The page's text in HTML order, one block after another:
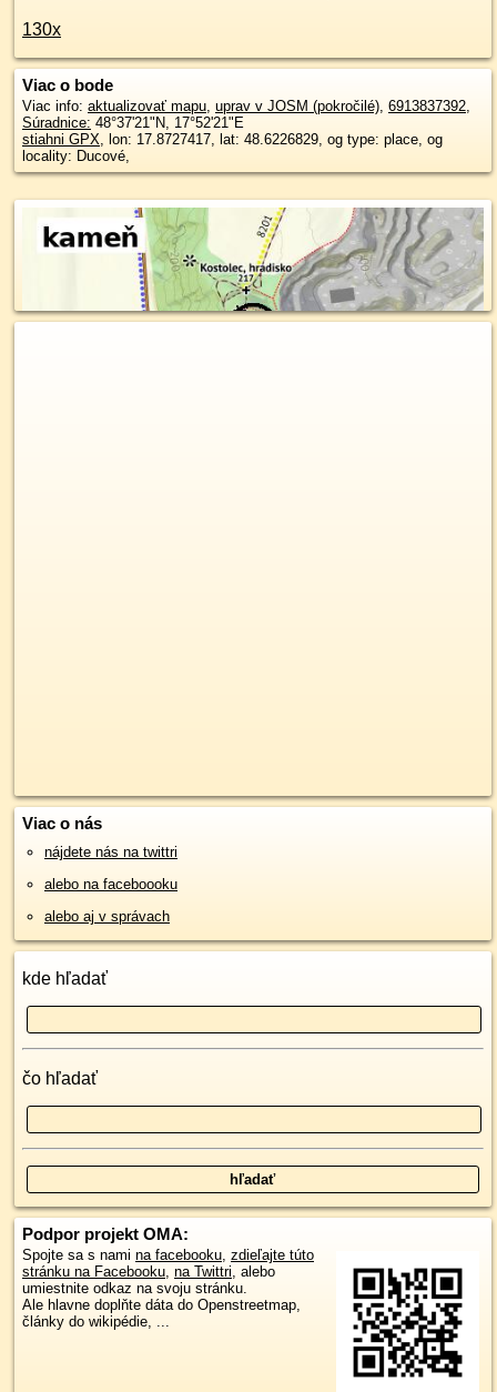
130x
Viac o bode
Viac info: aktualizovať mapu uprav v JOSM (pokročilé) 6913837392
Súradnice: 48°37'21"N
17°52'21"E
stiahni GPX , lon: 17.8727417, lat: 48.6226829, og type: place, og
locality: Ducové,
Viac o nás
nájdete nás na twittri
alebo na faceboooku
alebo aj v správach
kde hľadať
čo hľadať
Podpor projekt OMA:
Spojte sa s nami na facebooku zdieľajte túto
stránku na Facebooku na Twittri , alebo
umiestnite odkaz na svoju stránku.
Ale hlavne doplňte dáta do Openstreetmap,
články do wikipédie, ...